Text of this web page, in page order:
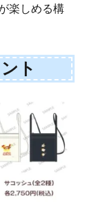
楽しめる構
ト